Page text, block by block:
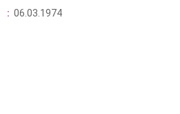
: 06.03.1974